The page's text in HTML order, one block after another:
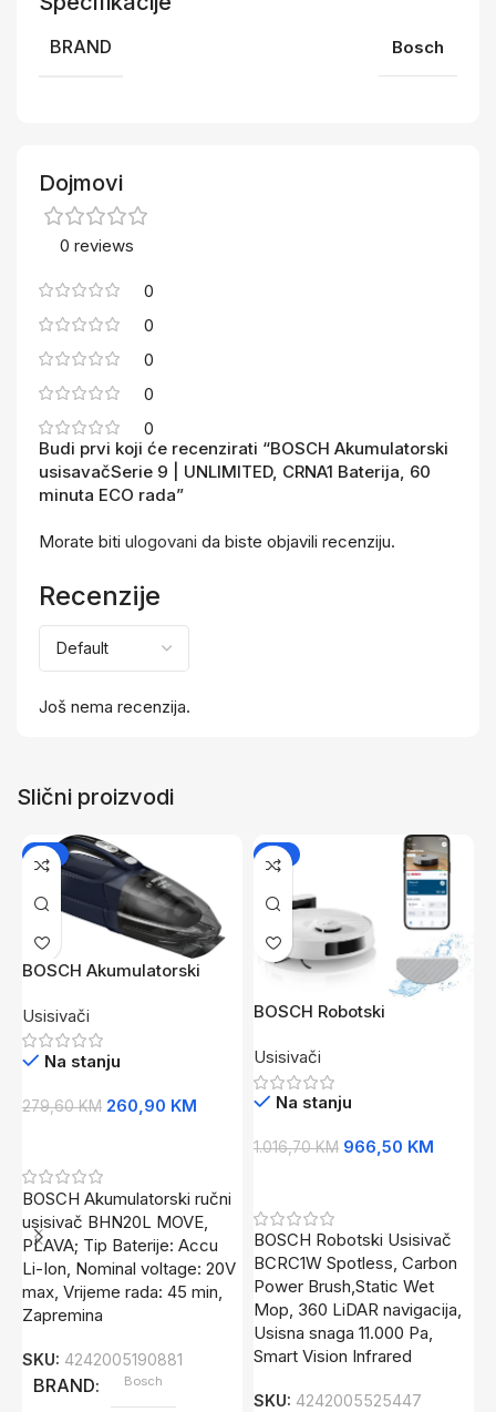
BRAND Bosch
Dojmovi
0 reviews
0
0
0
0
0
Recenzije
Još nema recenzija.
Budi prvi koji će recenzirati “BOSCH Akumulatorski
usisavačSerie 9 | UNLIMITED, CRNA1 Baterija, 60
minuta ECO rada”
Morate biti ulogovani da biste objavili recenziju.
Slični proizvodi
-7%
BOSCH Akumulatorski
Li-Ion, 45min, CN
Usisivači
Na stanju
279,60KM 260,90 KM
BOSCH Akumulatorski ručni
usisivač BHN20L MOVE,
PLAVA; Tip Baterije: Accu
Li-Ion, Nominal voltage: 20V
max, Vrijeme rada: 45 min,
Zapremina
SKU: 4242005190881
BRAND Bosch
-5%
BOSCH Robotski
Pa 360 LiDAR navigacija…
Usisivači
Na stanju
1.016,70KM 966,50 KM
BOSCH Robotski Usisivač
BCRC1W Spotless, Carbon
Power Brush,Static Wet
Mop, 360 LiDAR navigacija,
Usisna snaga 11.000 Pa,
Smart Vision Infrared
SKU: 4242005525447